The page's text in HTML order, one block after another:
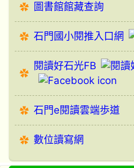
圖書館館藏查詢
石門國小閱推入口網
閱讀好石光FB
石門e閱讀雲端歩道
數位讀寫網